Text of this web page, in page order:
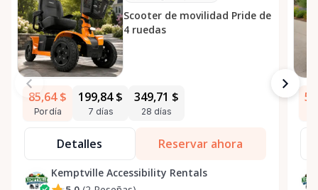
Scooter de movilidad Pride de
4 ruedas
85,64 $
Por día
199,84 $
7 días
349,71 $
28 días
Detalles Reservar ahora
Kemptville Accessibility Rentals